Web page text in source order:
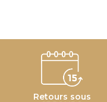
Retours sous